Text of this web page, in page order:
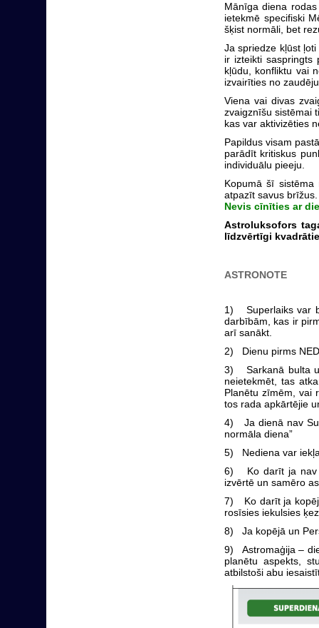
Mānīga diena
ietekmē specifiski
šķist normāli, bet
Ja spriedze kļūst
ir izteikti saspringts
kļūdu, konfliktu vai
izvairīties no
Viena vai divas
zvaigznīšu sistēmai
kas var aktivizēties
Papildus visam
parādīt kritiskus
individuālu pieeju.
Kopumā šī
atpazīt savus
Nevis cīnīties ar
Astroluksofors
līdzvērtīgi
ASTRONOTE
1) Superlaiks var
darbībām, kas ir
arī sanākt.
2) Dienu pirms
3) Sarkanā bulta
neietekmēt, tas
Planētu zīmēm, vai
tos rada apkārtējie
4) Ja dienā nav
normāla diena”
5) Nediena var
6) Ko darīt ja nav
izvērtē un samēro
7) Ko darīt ja
rosīsies iekulsies
8) Ja kopējā un
9) Astromaģija –
planētu aspekts,
atbilstoši abu